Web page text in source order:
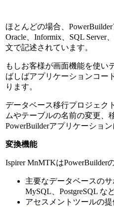
ほとんどの場合、
Oracle、Informix、SQL Server
文で記述されています。
もしお客様が画面機能を使い
ばしばアプリケーションコー
ります。
データベース移行プロジェク
ムやテーブルの名前の変更、
PowerBuilderアプリケーショ
変換機能
Ispirer MnMTKは
主要なデータベースのサ
MySQL、PostgreSQL な
アセスメントツールの提